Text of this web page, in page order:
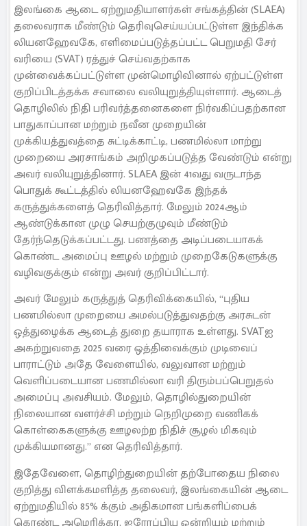
இலங்கை ஆடை ஏற்றுமதியாளர்கள் சங்கத்தின் (SLAEA)
தலைவராக மீண்டும் தெரிவுசெய்யப்பட்டுள்ள இந்திக்க
லியனஹேவகே, எளிமைப்படுத்தப்பட்ட பெறுமதி சேர்
வரியை (SVAT) ரத்துச் செய்வதற்காக
முன்வைக்கப்பட்டுள்ள முன்மொழிவினால் ஏற்பட்டுள்ள
குறிப்பிடத்தக்க சவாலை வலியுறுத்தியுள்ளார். ஆடைத்
தொழிலில் நிதி பரிவர்த்தனைகளை நிர்வகிப்பதற்கான
பாதுகாப்பான மற்றும் நவீன முறையின்
முக்கியத்துவத்தை சுட்டிக்காட்டி, பணமில்லா மாற்று
முறையை அரசாங்கம் அறிமுகப்படுத்த வேண்டும் என்று
அவர் வலியுறுத்தினார். SLAEA இன் 41வது வருடாந்த
பொதுக் கூட்டத்தில் லியனஹேவகே இந்தக்
கருத்துக்களைத் தெரிவித்தார். மேலும் 2024ஆம்
ஆண்டுக்கான முழு செயற்குழுவும் மீண்டும்
தேர்ந்தெடுக்கப்பட்டது. பணத்தை அடிப்படையாகக்
கொண்ட அமைப்பு ஊழல் மற்றும் முறைகேடுகளுக்கு
வழிவகுக்கும் என்று அவர் குறிப்பிட்டார்.
அவர் மேலும் கருத்துத் தெரிவிக்கையில், “புதிய
பணமில்லா முறையை அமல்படுத்துவதற்கு அரசுடன்
ஒத்துழைக்க ஆடைத் துறை தயாராக உள்ளது. SVATஐ
அகற்றுவதை 2025 வரை ஒத்திவைக்கும் முடிவைப்
பாராட்டும் அதே வேளையில், வலுவான மற்றும்
வெளிப்படையான பணமில்லா வரி திரும்பப்பெறுதல்
அமைப்பு அவசியம். மேலும், தொழில்துறையின்
நிலையான வளர்ச்சி மற்றும் நெறிமுறை வணிகக்
கொள்கைகளுக்கு ஊழலற்ற நிதிச் சூழல் மிகவும்
முக்கியமானது.” என தெரிவித்தார்.
இதேவேளை, தொழிற்துறையின் தற்போதைய நிலை
குறித்து விளக்கமளித்த தலைவர், இலங்கையின் ஆடை
ஏற்றுமதியில் 85% க்கும் அதிகமான பங்களிப்பைக்